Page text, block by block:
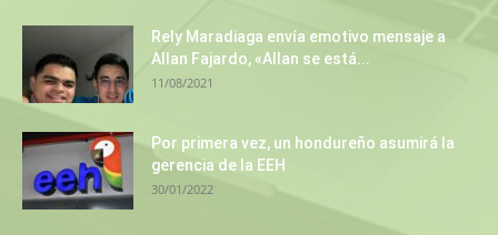
Rely Maradiaga envía emotivo mensaje a
Allan Fajardo, «Allan se está...
11/08/2021
Por primera vez, un hondureño asumirá la
gerencia de la EEH
30/01/2022